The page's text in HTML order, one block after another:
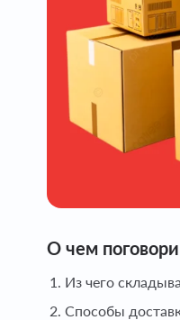
О чем
Из чего
Способы